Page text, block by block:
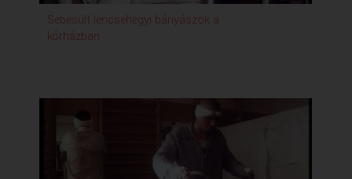
Sebesült lencsehegyi bányászok a
kórházban